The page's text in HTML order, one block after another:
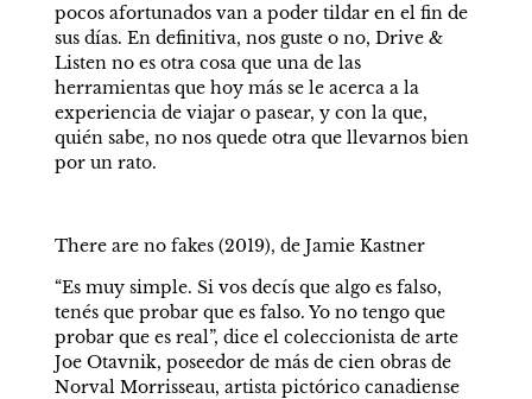
pocos afortunados van a poder tildar en el fin de
sus días. En definitiva, nos guste o no, Drive &
Listen no es otra cosa que una de las
herramientas que hoy más se le acerca a la
experiencia de viajar o pasear, y con la que,
quién sabe, no nos quede otra que llevarnos bien
por un rato.
There are no fakes (2019), de Jamie Kastner
“Es muy simple. Si vos decís que algo es falso,
tenés que probar que es falso. Yo no tengo que
probar que es real”, dice el coleccionista de arte
Joe Otavnik, poseedor de más de cien obras de
Norval Morrisseau, artista pictórico canadiense